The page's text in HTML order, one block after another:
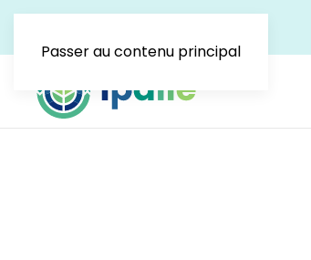
Passer au contenu principal